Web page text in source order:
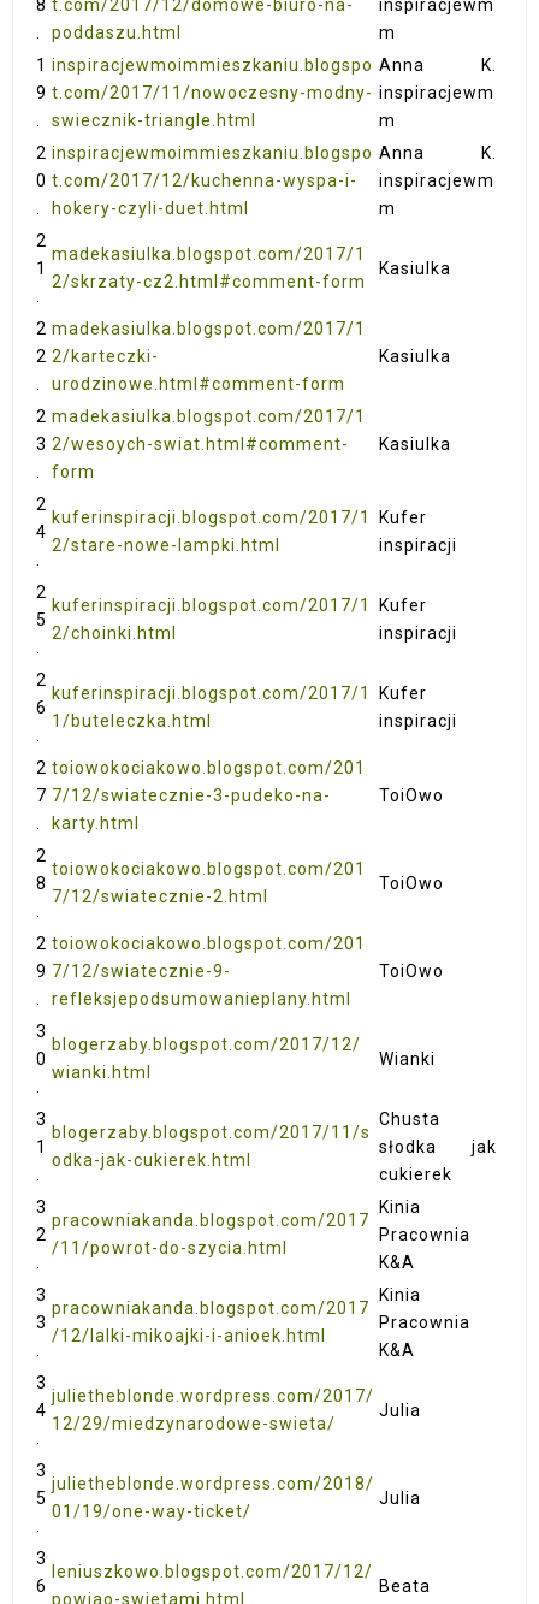
8 t.com/2017/12/domowe-biuro-na-
poddaszu.html
inspiracjewm
m
1
9
inspiracjewmoimmieszkaniu.blogspo
t.com/2017/11/nowoczesny-modny-
swiecznik-triangle.html
Anna K.
inspiracjewm
m
2
0
inspiracjewmoimmieszkaniu.blogspo
t.com/2017/12/kuchenna-wyspa-i-
hokery-czyli-duet.html
Anna K.
inspiracjewm
m
2
1
madekasiulka.blogspot.com/2017/1
2/skrzaty-cz2.html#comment-form
Kasiulka
2
2
madekasiulka.blogspot.com/2017/1
2/karteczki-
urodzinowe.html#comment-form
Kasiulka
2
3
madekasiulka.blogspot.com/2017/1
2/wesoych-swiat.html#comment-
form
Kasiulka
2
4
kuferinspiracji.blogspot.com/2017/1
2/stare-nowe-lampki.html
Kufer
inspiracji
2
5
kuferinspiracji.blogspot.com/2017/1
2/choinki.html
Kufer
inspiracji
2
6
kuferinspiracji.blogspot.com/2017/1
1/buteleczka.html
Kufer
inspiracji
2
7
toiowokociakowo.blogspot.com/201
7/12/swiatecznie-3-pudeko-na-
karty.html
ToiOwo
2
8
toiowokociakowo.blogspot.com/201
7/12/swiatecznie-2.html
ToiOwo
2
9
toiowokociakowo.blogspot.com/201
7/12/swiatecznie-9-
refleksjepodsumowanieplany.html
ToiOwo
3
0
blogerzaby.blogspot.com/2017/12/
wianki.html
Wianki
3
1
blogerzaby.blogspot.com/2017/11/s
odka-jak-cukierek.html
Chusta
słodka jak
cukierek
3
2
pracowniakanda.blogspot.com/2017
/11/powrot-do-szycia.html
Kinia
Pracownia
K&A
3
3
pracowniakanda.blogspot.com/2017
/12/lalki-mikoajki-i-anioek.html
Kinia
Pracownia
K&A
3
4
julietheblonde.wordpress.com/2017/
12/29/miedzynarodowe-swieta/
Julia
3
5
julietheblonde.wordpress.com/2018/
01/19/one-way-ticket/
Julia
3
6
leniuszkowo.blogspot.com/2017/12/
powiao-swietami.html
Beata